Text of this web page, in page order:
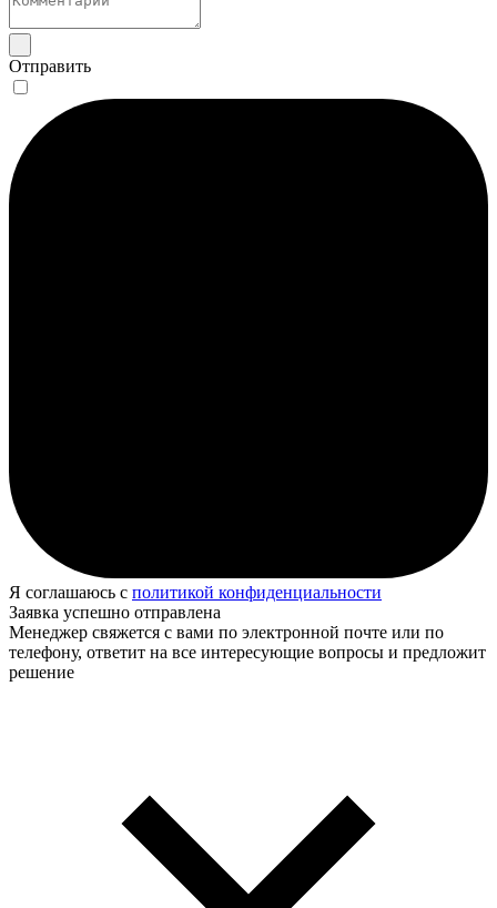
Отправить
Я соглашаюсь с политикой конфиденциальности
Заявка успешно отправлена
Менеджер свяжется с вами по электронной почте или по
телефону, ответит на все интересующие вопросы и предложит
решение